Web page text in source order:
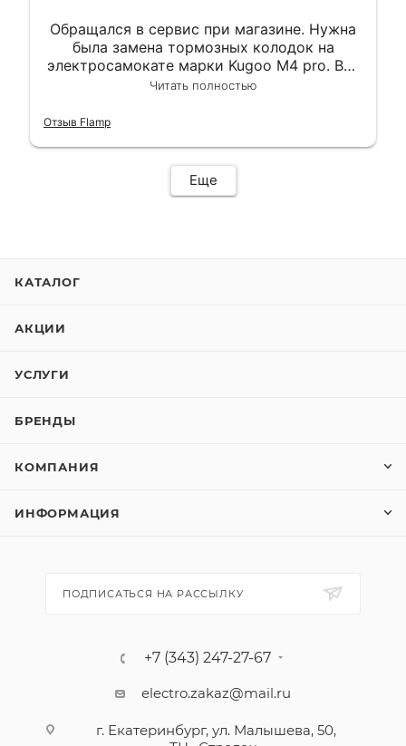
Обращался в сервис при магазине. Нужна
была замена тормозных колодок на
электросамокате марки Kugoo M4 pro. Всё
сделали в лучшем виде и в максимально
гарантии, поэтому и обратился в этот
Читать полностью
Отзыв Flamp
Еще
КАТАЛОГ
АКЦИИ
УСЛУГИ
БРЕНДЫ
КОМПАНИЯ
ИНФОРМАЦИЯ
ПОДПИСАТЬСЯ НА РАССЫЛКУ
+7 (343) 247-27-67
electro.zakaz@mail.ru
г. Екатеринбург, ул. Малышева, 50,